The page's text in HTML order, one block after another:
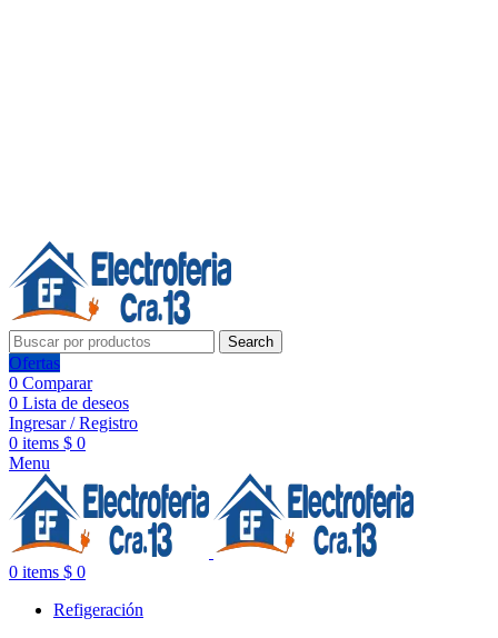
Search
Ofertas
0 Comparar
0 Lista de deseos
Ingresar / Registro
0 items $ 0
Menu
0 items $ 0
Refigeración